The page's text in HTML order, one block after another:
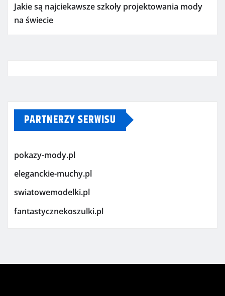
Jakie są najciekawsze szkoły projektowania mody
na świecie
PARTNERZY SERWISU
pokazy-mody.pl
eleganckie-muchy.pl
swiatowemodelki.pl
fantastycznekoszulki.pl